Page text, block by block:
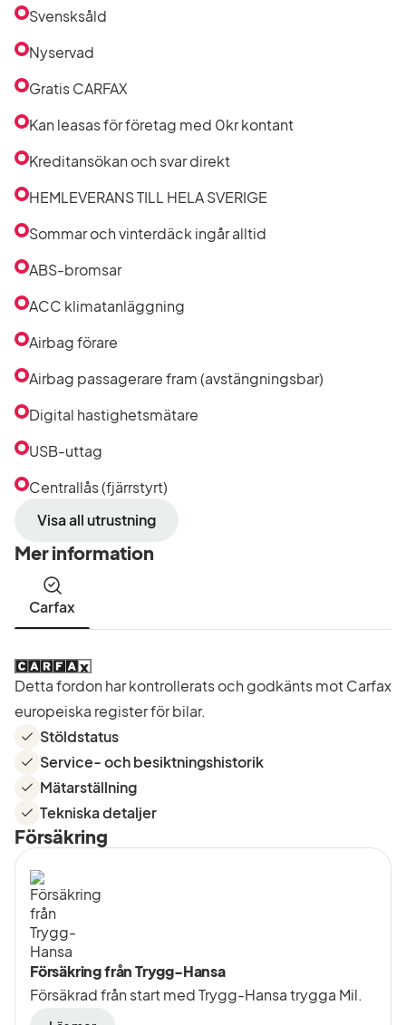
Svensksåld
Nyservad
Gratis CARFAX
Kan leasas för företag med 0kr kontant
Kreditansökan och svar direkt
HEMLEVERANS TILL HELA SVERIGE
Sommar och vinterdäck ingår alltid
ABS-bromsar
ACC klimatanläggning
Airbag förare
Airbag passagerare fram (avstängningsbar)
Digital hastighetsmätare
USB-uttag
Centrallås (fjärrstyrt)
Visa all utrustning
Mer information
Carfax
Detta fordon har kontrollerats och godkänts mot Carfax
europeiska register för bilar.
Stöldstatus
Service- och besiktningshistorik
Mätarställning
Tekniska detaljer
Försäkring
Försäkring från Trygg-Hansa
Försäkrad från start med Trygg-Hansa trygga Mil.